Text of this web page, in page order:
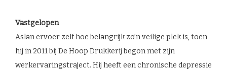
Vastgelopen
Aslan ervoer zelf hoe belangrijk zo’n veilige plek is, toen
hij in 2011 bij De Hoop Drukkerij begon met zijn
werkervaringstraject. Hij heeft een chronische depressie